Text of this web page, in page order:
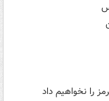
را نخواهیم داد